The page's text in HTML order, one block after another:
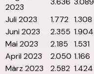
2023
Juli 2023
1.772 1.308
Juni 2023
2.355 1.904
Mai 2023
2.185 1.531
April 2023
2.050 1.166
März 2023
2.582 1.424